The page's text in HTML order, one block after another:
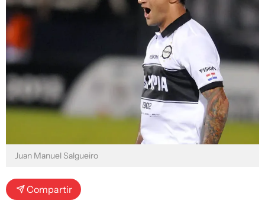
Juan Manuel Salgueiro
Compartir